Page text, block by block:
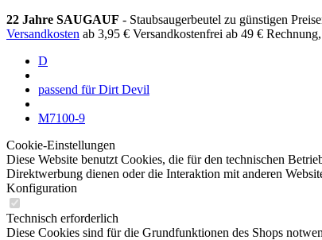
22 Jahre SAUGAUF - Staubsaugerbeutel zu günstigen
Versandkosten ab 3,95 € Versandkostenfrei ab 49 €
D
passend für Dirt Devil
M7100-9
Cookie-Einstellungen
Diese Website benutzt Cookies, die für den technischen
Direktwerbung dienen oder die Interaktion mit anderen
Konfiguration
Technisch erforderlich
Diese Cookies sind für die Grundfunktionen des Shops